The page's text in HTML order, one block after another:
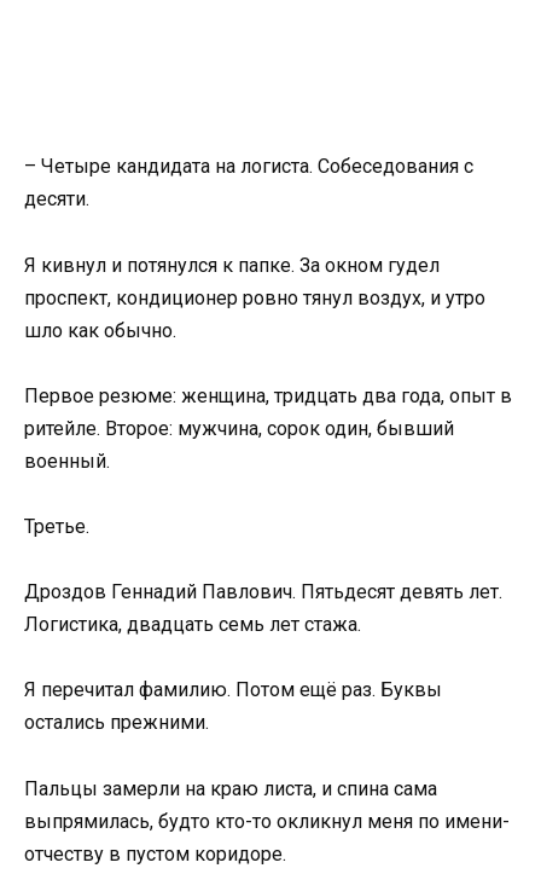
– Четыре кандидата на логиста. Собеседования с
десяти.
Я кивнул и потянулся к папке. За окном гудел
проспект, кондиционер ровно тянул воздух, и утро
шло как обычно.
Первое резюме: женщина, тридцать два года, опыт в
ритейле. Второе: мужчина, сорок один, бывший
военный.
Третье.
Дроздов Геннадий Павлович. Пятьдесят девять лет.
Логистика, двадцать семь лет стажа.
Я перечитал фамилию. Потом ещё раз. Буквы
остались прежними.
Пальцы замерли на краю листа, и спина сама
выпрямилась, будто кто-то окликнул меня по имени-
отчеству в пустом коридоре.